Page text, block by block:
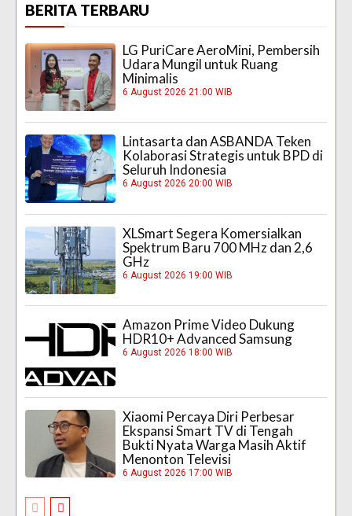
BERITA TERBARU
LG PuriCare AeroMini, Pembersih
Udara Mungil untuk Ruang
Minimalis
6 August 2026 21:00 WIB
Lintasarta dan ASBANDA Teken
Kolaborasi Strategis untuk BPD di
Seluruh Indonesia
6 August 2026 20:00 WIB
XLSmart Segera Komersialkan
Spektrum Baru 700 MHz dan 2,6
GHz
6 August 2026 19:00 WIB
Amazon Prime Video Dukung
HDR10+ Advanced Samsung
6 August 2026 18:00 WIB
Xiaomi Percaya Diri Perbesar
Ekspansi Smart TV di Tengah
Bukti Nyata Warga Masih Aktif
Menonton Televisi
6 August 2026 17:00 WIB